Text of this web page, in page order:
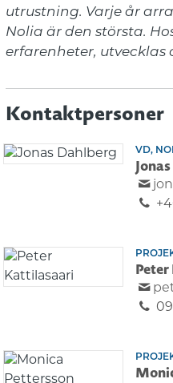
utrustning. Varje år
Nolia är den största.
erfarenheter, utvecklas
Kontaktpersoner
VD,